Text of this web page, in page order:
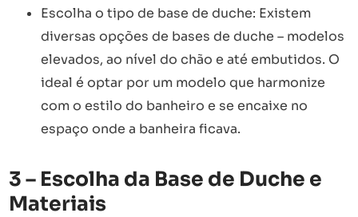
Escolha o tipo de base de duche: Existem
diversas opções de bases de duche – modelos
elevados, ao nível do chão e até embutidos. O
ideal é optar por um modelo que harmonize
com o estilo do banheiro e se encaixe no
espaço onde a banheira ficava.
3 – Escolha da Base de Duche e
Materiais